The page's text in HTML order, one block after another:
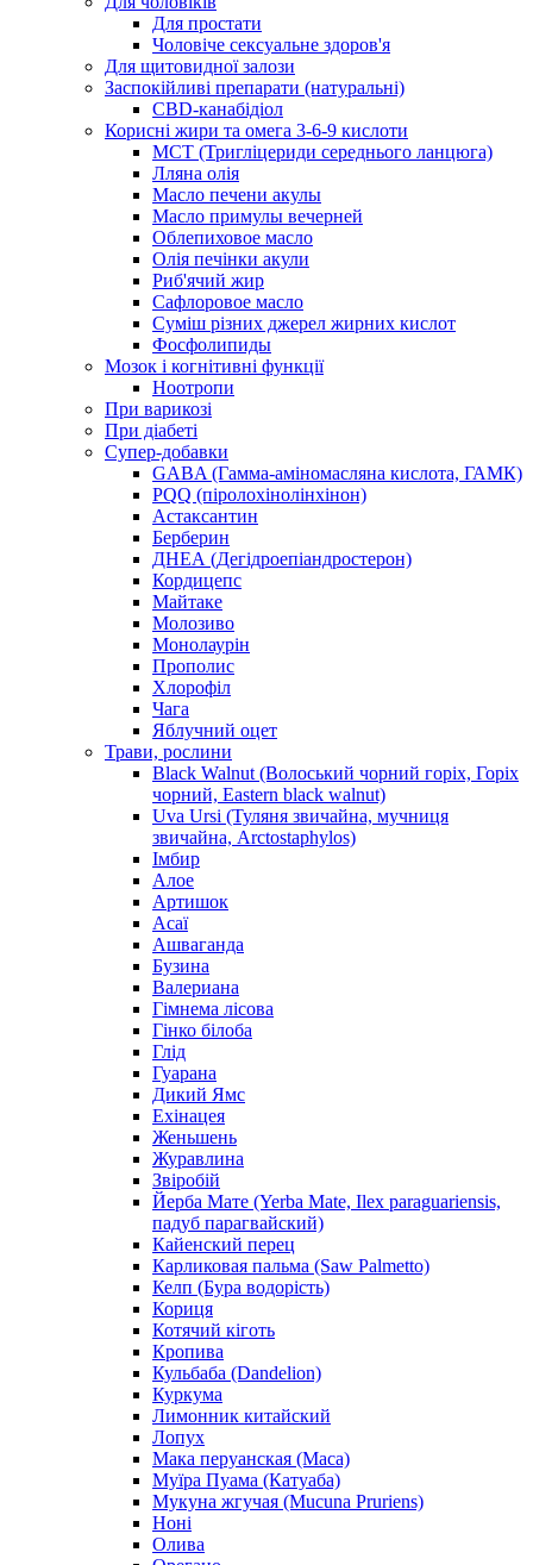
Для простати
Чоловіче сексуальне здоров'я
Для щитовидної залози
Заспокійливі препарати (натуральні)
CBD-канабідіол
Корисні жири та омега 3-6-9 кислоти
MCT (Тригліцериди середнього ланцюга)
Лляна олія
Масло печени акулы
Масло примулы вечерней
Облепиховое масло
Олія печінки акули
Риб'ячий жир
Сафлоровое масло
Суміш різних джерел жирних кислот
Фосфолипиды
Мозок і когнітивні функції
Ноотропи
При варикозі
При діабеті
Супер-добавки
GABA (Гамма-аміномасляна кислота, ГАМК)
PQQ (піролохінолінхінон)
Астаксантин
Берберин
ДНЕА (Дегідроепіандростерон)
Кордицепс
Майтаке
Молозиво
Монолаурін
Прополис
Хлорофіл
Чага
Яблучний оцет
Трави, рослини
Black Walnut (Волоський чорний горіх, Горіх
чорний, Eastern black walnut)
Uva Ursi (Туляня звичайна, мучниця
звичайна, Arctostaphylos)
Імбир
Алое
Артишок
Асаї
Ашваганда
Бузина
Валериана
Гімнема лісова
Гінко білоба
Глід
Гуарана
Дикий Ямс
Ехінацея
Женьшень
Журавлина
Звіробій
Йерба Мате (Yerba Mate, Ilex paraguariensis,
падуб парагвайский)
Кайенский перец
Карликовая пальма (Saw Palmetto)
Келп (Бура водорість)
Кориця
Котячий кіготь
Кропива
Кульбаба (Dandelion)
Куркума
Лимонник китайский
Лопух
Мака перуанская (Maca)
Муїра Пуама (Катуаба)
Мукуна жгучая (Mucuna Pruriens)
Ноні
Олива